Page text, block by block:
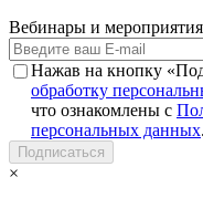
Вебинары и
Нажав на кнопку
обработку
что ознакомлены с
персональных данных.
Подписаться
×